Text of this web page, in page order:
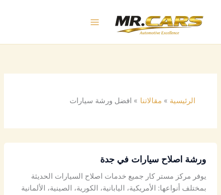
المحتوى
الرئيسية مقالاتنا افضل ورشة سيارات
ورشة اصلاح سيارات في جدة
يوفر مركز مستر كار جميع خدمات اصلاح السيارات الحديثة
بمختلف أنواعها: الأمريكية، اليابانية، الكورية، الصينية، الألمانية